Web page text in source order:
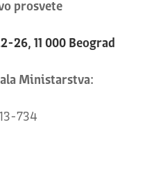
prosvete
26, 11 000 Beograd
Ministarstva:
734